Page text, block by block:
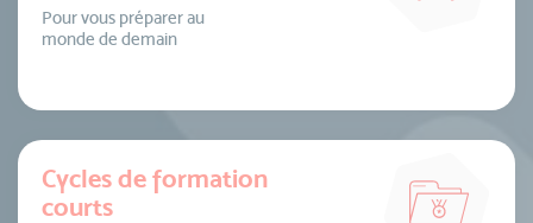
Pour vous préparer au
monde de demain
Cycles de formation
courts